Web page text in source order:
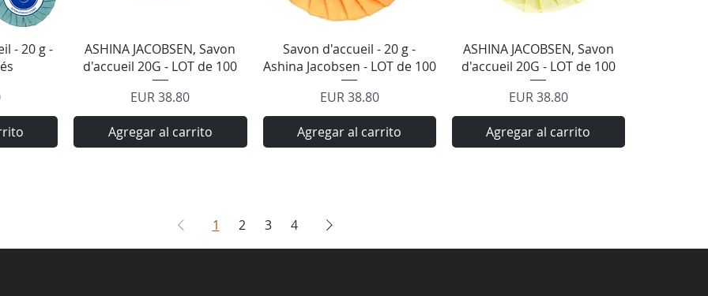
- 20 g -
Vista rápida
ASHINA JACOBSEN, Savon
d'accueil 20G - LOT de 100
Precio
EUR 38.80
Agregar al carrito
Vista rápida
Savon d'accueil - 20 g -
Ashina Jacobsen - LOT de 100
Precio
EUR 38.80
Agregar al carrito
Vista rápida
ASHINA JACOBSEN, Savon
d'accueil 20G - LOT de 100
Precio
EUR 38.80
Agregar al carrito
1 2 3 4